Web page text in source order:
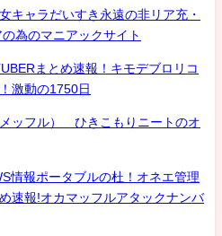
キャラだいすき永遠の非リア充・
為のマニアックサイト
まとめ速報！キモデブロリコ
激動の1750日
ッフル） ひきこもりニートのオ
情報ポータブルの杜！オネエ管理
速報!オカマッフルアタックナンバ